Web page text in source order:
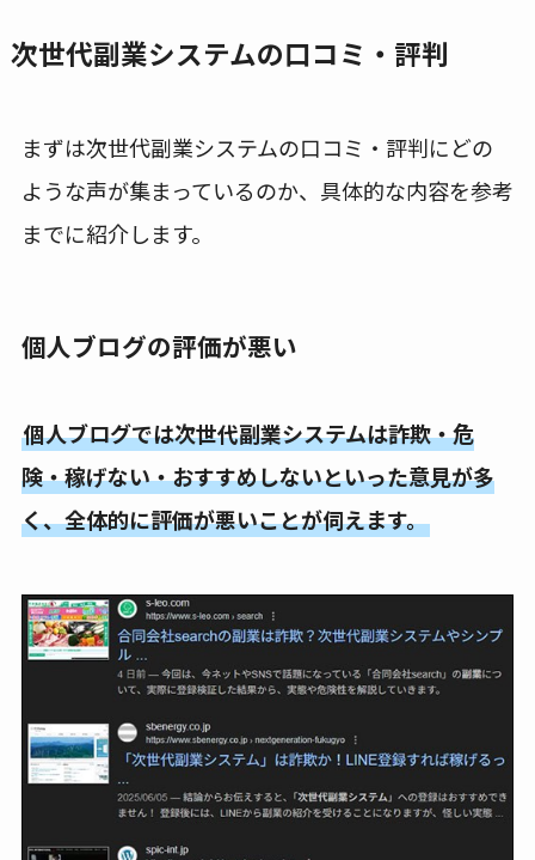
次世代副業システムの口コミ・評判
まずは次世代副業システムの口コミ・評判にどの
ような声が集まっているのか、具体的な内容を参考
までに紹介します。
個人ブログの評価が悪い
個人ブログでは次世代副業システムは詐欺・危
険・稼げない・おすすめしないといった意見が多
く、全体的に評価が悪いことが伺えます。